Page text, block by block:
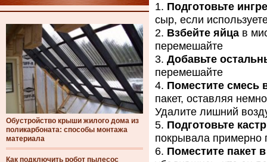
Обустройство крыши жилого дома из
поликарбоната: способы монтажа
материала
Как подключить робот пылесос
Подготовьте
сыр, если
Взбейте яйца в
перемешайте
Добавьте
перемешайте
Поместите смесь
пакет, оставляя
Удалите лишний
Подготовьте
покрывала примерно
Поместите пакет